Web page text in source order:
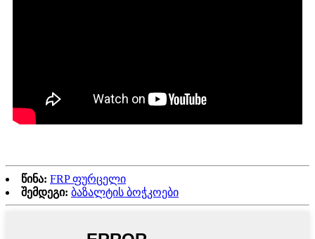
წინა: FRP ფურცელი
შემდეგი: ბაზალტის ბოჭკოები